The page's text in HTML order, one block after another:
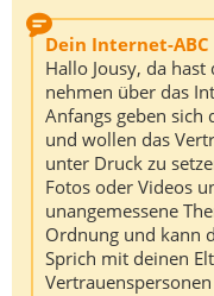
anderes dann sage
dann nach hause
deinen kopf und
pasieren.👍
Dein Internet-ABC
Hallo Jousy, da
nehmen über das
Anfangs geben sich
und wollen das
unter Druck zu
Fotos oder Videos
unangemessene
Ordnung und kann
Sprich mit deinen